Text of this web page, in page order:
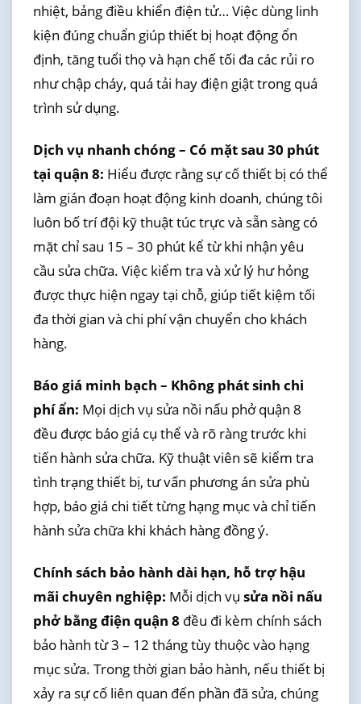
nhiệt, bảng điều khiển điện tử… Việc dùng linh
kiện đúng chuẩn giúp thiết bị hoạt động ổn
định, tăng tuổi thọ và hạn chế tối đa các rủi ro
như chập cháy, quá tải hay điện giật trong quá
trình sử dụng.
Dịch vụ nhanh chóng – Có mặt sau 30 phút
tại quận 8: Hiểu được rằng sự cố thiết bị có thể
làm gián đoạn hoạt động kinh doanh, chúng tôi
luôn bố trí đội kỹ thuật túc trực và sẵn sàng có
mặt chỉ sau 15 – 30 phút kể từ khi nhận yêu
cầu sửa chữa. Việc kiểm tra và xử lý hư hỏng
được thực hiện ngay tại chỗ, giúp tiết kiệm tối
đa thời gian và chi phí vận chuyển cho khách
hàng.
Báo giá minh bạch – Không phát sinh chi
phí ẩn: Mọi dịch vụ sửa nồi nấu phở quận 8
đều được báo giá cụ thể và rõ ràng trước khi
tiến hành sửa chữa. Kỹ thuật viên sẽ kiểm tra
tình trạng thiết bị, tư vấn phương án sửa phù
hợp, báo giá chi tiết từng hạng mục và chỉ tiến
hành sửa chữa khi khách hàng đồng ý.
Chính sách bảo hành dài hạn, hỗ trợ hậu
mãi chuyên nghiệp: Mỗi dịch vụ sửa nồi nấu
phở bằng điện quận 8 đều đi kèm chính sách
bảo hành từ 3 – 12 tháng tùy thuộc vào hạng
mục sửa. Trong thời gian bảo hành, nếu thiết bị
xảy ra sự cố liên quan đến phần đã sửa, chúng